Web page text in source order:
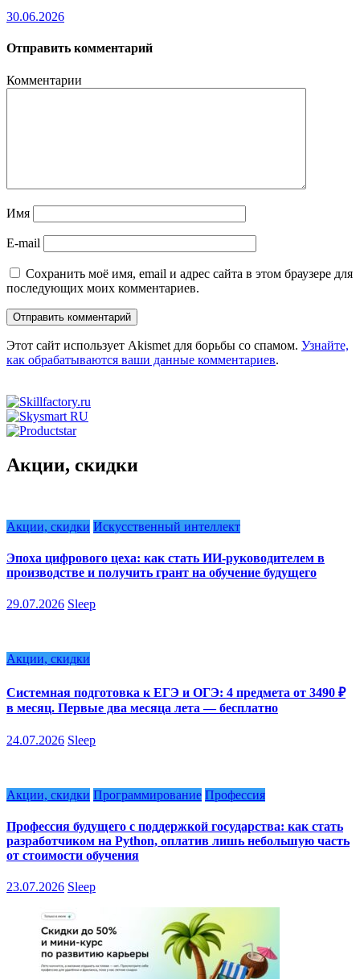
30.06.2026
Отправить комментарий
Комментарии
Имя
E-mail
Сохранить моё имя, email и адрес сайта в этом браузере для
последующих моих комментариев.
Этот сайт использует Akismet для борьбы со спамом. Узнайте,
как обрабатываются ваши данные комментариев.
Акции, скидки
Акции, скидки Искусственный интеллект
Эпоха цифрового цеха: как стать ИИ-руководителем в
производстве и получить грант на обучение будущего
29.07.2026 Sleep
Акции, скидки
Системная подготовка к ЕГЭ и ОГЭ: 4 предмета от 3490 ₽
в месяц. Первые два месяца лета — бесплатно
24.07.2026 Sleep
Акции, скидки Программирование Профессия
Профессия будущего с поддержкой государства: как стать
разработчиком на Python, оплатив лишь небольшую часть
от стоимости обучения
23.07.2026 Sleep